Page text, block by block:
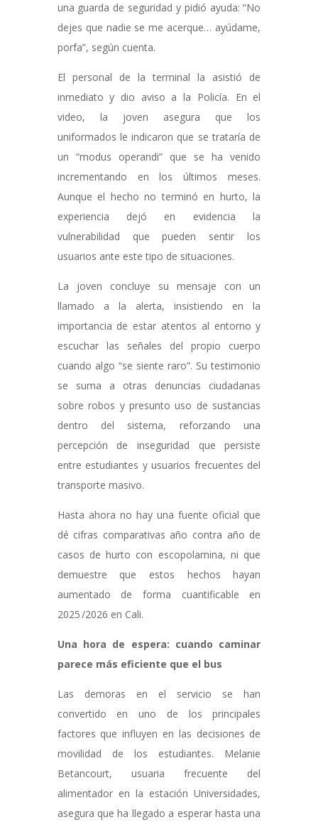
una guarda de seguridad y pidió ayuda: “No
dejes que nadie se me acerque… ayúdame,
porfa”, según cuenta.
El personal de la terminal la asistió de
inmediato y dio aviso a la Policía. En el
video, la joven asegura que los
uniformados le indicaron que se trataría de
un “modus operandi” que se ha venido
incrementando en los últimos meses.
Aunque el hecho no terminó en hurto, la
experiencia dejó en evidencia la
vulnerabilidad que pueden sentir los
usuarios ante este tipo de situaciones.
La joven concluye su mensaje con un
llamado a la alerta, insistiendo en la
importancia de estar atentos al entorno y
escuchar las señales del propio cuerpo
cuando algo “se siente raro”. Su testimonio
se suma a otras denuncias ciudadanas
sobre robos y presunto uso de sustancias
dentro del sistema, reforzando una
percepción de inseguridad que persiste
entre estudiantes y usuarios frecuentes del
transporte masivo.
Hasta ahora no hay una fuente oficial que
dé cifras comparativas año contra año de
casos de hurto con escopolamina, ni que
demuestre que estos hechos hayan
aumentado de forma cuantificable en
2025 /2026 en Cali.
Una hora de espera: cuando caminar
parece más eficiente que el bus
Las demoras en el servicio se han
convertido en uno de los principales
factores que influyen en las decisiones de
movilidad de los estudiantes. Melanie
Betancourt, usuaria frecuente del
alimentador en la estación Universidades,
asegura que ha llegado a esperar hasta una